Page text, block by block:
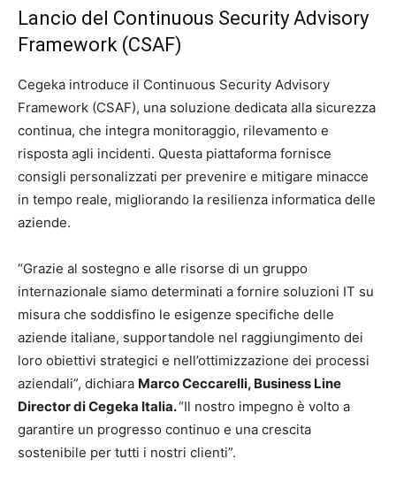
Lancio del Continuous Security Advisory
Framework (CSAF)
Cegeka introduce il Continuous Security Advisory
Framework (CSAF), una soluzione dedicata alla sicurezza
continua, che integra monitoraggio, rilevamento e
risposta agli incidenti. Questa piattaforma fornisce
consigli personalizzati per prevenire e mitigare minacce
in tempo reale, migliorando la resilienza informatica delle
aziende.
“Grazie al sostegno e alle risorse di un gruppo
internazionale siamo determinati a fornire soluzioni IT su
misura che soddisfino le esigenze specifiche delle
aziende italiane, supportandole nel raggiungimento dei
loro obiettivi strategici e nell’ottimizzazione dei processi
aziendali”, dichiara Marco Ceccarelli, Business Line
Director di Cegeka Italia.“Il nostro impegno è volto a
garantire un progresso continuo e una crescita
sostenibile per tutti i nostri clienti”.